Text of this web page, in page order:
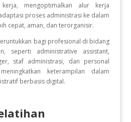
kerja, mengoptimalkan alur kerja
proses administrasi ke dalam
cepat, aman, dan terorganisir.
bagi profesional di bidang
seperti administrative assistant,
staf administrasi, dan personal
keterampilan dalam
berbasis digital.